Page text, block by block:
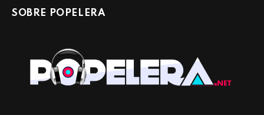
SOBRE POPELERA